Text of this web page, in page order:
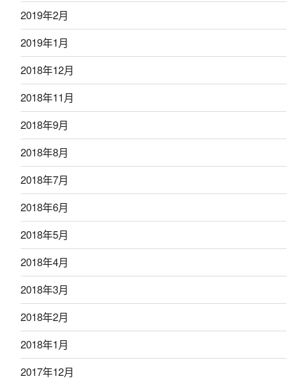
2019年2月
2019年1月
2018年12月
2018年11月
2018年9月
2018年8月
2018年7月
2018年6月
2018年5月
2018年4月
2018年3月
2018年2月
2018年1月
2017年12月